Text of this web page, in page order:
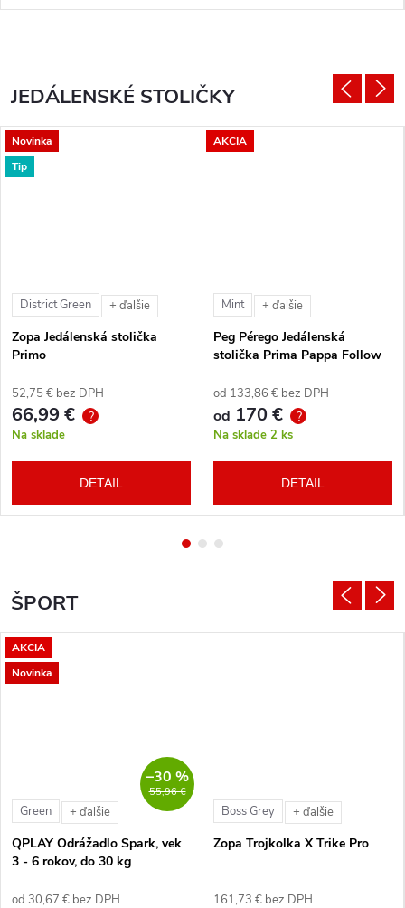
JEDÁLENSKÉ STOLIČKY
Novinka
Tip
District Green + ďalšie
Zopa Jedálenská stolička
Primo
52,75 € bez DPH
66,99 € ?
Na sklade
DETAIL
AKCIA
Mint + ďalšie
Peg Pérego Jedálenská
stolička Prima Pappa Follow
od 133,86 € bez DPH
od 170 € ?
Na sklade 2 ks
DETAIL
ŠPORT
AKCIA
Novinka
55,96 €
–30 %
Green + ďalšie
QPLAY Odrážadlo Spark, vek
3 - 6 rokov, do 30 kg
od 30,67 € bez DPH
Boss Grey + ďalšie
Zopa Trojkolka X Trike Pro
161,73 € bez DPH